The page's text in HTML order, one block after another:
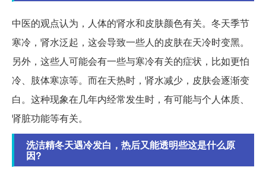
中医的观点认为，人体的肾水和皮肤颜色有关。冬天季节
寒冷，肾水泛起，这会导致一些人的皮肤在天冷时变黑。
另外，这些人可能会有一些与寒冷有关的症状，比如更怕
冷、肢体寒凉等。而在天热时，肾水减少，皮肤会逐渐变
白。这种现象在几年内经常发生时，有可能与个人体质、
肾脏功能等有关。
洗洁精冬天遇冷发白，热后又能透明些这是什么原
因?